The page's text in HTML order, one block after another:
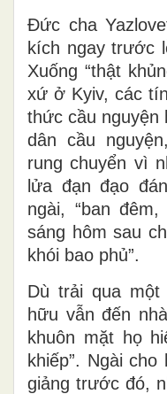
Đức cha
kích ngay trước
Xuống “thật
xứ ở Kyiv, các
thức cầu nguyện
dân cầu
rung chuyển vì
lửa đạn đạo
ngài, “ban
sáng hôm sau
khói bao phủ”.
Dù trải qua
hữu vẫn đến
khuôn mặt họ
khiếp”. Ngài
giảng trước đó,